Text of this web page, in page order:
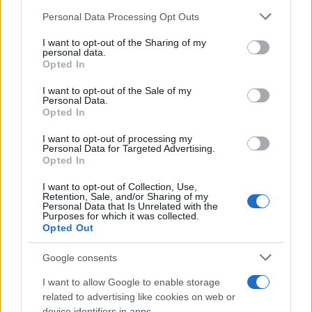
Please note that this website/app uses one or more Google
not limited to your visit or usage behaviour. You may click to
grant or deny consent to Google and its third-party tags to
use your data for below specified purposes in below Google
consent section.
Personal Data Processing Opt Outs
I want to opt-out of the Sharing of my
personal data.
Opted In
I want to opt-out of the Sale of my
Personal Data.
Opted In
I want to opt-out of processing my
Personal Data for Targeted Advertising.
Opted In
I want to opt-out of Collection, Use,
Retention, Sale, and/or Sharing of my
Personal Data that Is Unrelated with the
Purposes for which it was collected.
Opted Out
Google consents
I want to allow Google to enable storage
related to advertising like cookies on web or
Η σφραγίδα "GOG Preserved" σημαίνει ότι η εταιρεία
έχει προχωρήσει σε εκτεταμένους ελέγχους
ποιότητας. Οι τίτλοι αυτοί έρχονται πλέον με
βελτιώσεις που κάνουν την εμπειρία πιο προσιτή στο
σημερινό κοινό, όπως υποστήριξη για σύγχρονα
χειριστήρια (controllers), cloud saves και DirectX
μια προσπάθεια να γεφυρωθεί το χάσμα ανάμεσα
στην νοσταλγία και την τεχνολογική εξέλιξη,
διασφαλίζοντας ότι ο κώδικας αυτών των έργων δεν
θα χαθεί στη λήθη.
Μάλιστα, το GOG
τριλογία του
«πρεσβευτή» αυτής της προσπάθειας.